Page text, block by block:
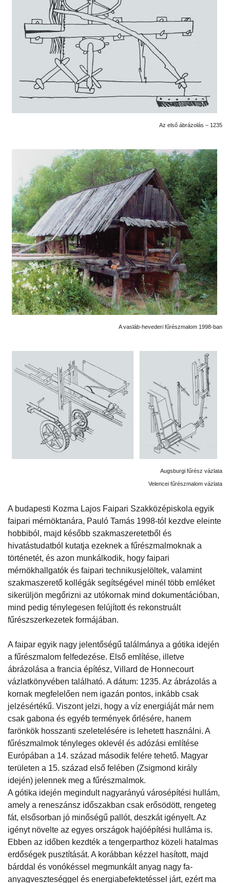
Az első ábrázolás – 1235
A vasláb-hevederi fűrészmalom 1998-ban
Augsburgi fűrész vázlata
Velencei fűrészmalom vázlata
A budapesti Kozma Lajos Faipari Szakközépiskola egyik
faipari mérnöktanára, Pauló Tamás 1998-tól kezdve eleinte
hobbiból, majd később szakmaszeretetből és
hivatástudatból kutatja ezeknek a fűrészmalmoknak a
történetét, és azon munkálkodik, hogy faipari
mérnökhallgatók és faipari technikusjelöltek, valamint
szakmaszerető kollégák segítségével minél több emléket
sikerüljön megőrizni az utókornak mind dokumentációban,
mind pedig ténylegesen felújított és rekonstruált
fűrészszerkezetek formájában.
A faipar egyik nagy jelentőségű találmánya a gótika idején
a fűrészmalom felfedezése. Első említése, illetve
ábrázolása a francia építész, Villard de Honnecourt
vázlatkönyvében található. A dátum: 1235. Az ábrázolás a
kornak megfelelően nem igazán pontos, inkább csak
jelzésértékű. Viszont jelzi, hogy a víz energiáját már nem
csak gabona és egyéb termények őrlésére, hanem
farönkök hosszanti szeletelésére is lehetett használni. A
fűrészmalmok tényleges oklevél és adózási említése
Európában a 14. század második felére tehető. Magyar
területen a 15. század első felében (Zsigmond király
idején) jelennek meg a fűrészmalmok.
A gótika idején megindult nagyarányú városépítési hullám,
amely a reneszánsz időszakban csak erősödött, rengeteg
fát, elsősorban jó minőségű pallót, deszkát igényelt. Az
igényt növelte az egyes országok hajóépítési hulláma is.
Ebben az időben kezdték a tengerparthoz közeli hatalmas
erdőségek pusztítását. A korábban kézzel hasított, majd
bárddal és vonókéssel megmunkált anyag nagy fa-
anyagveszteséggel és energiabefektetéssel járt, ezért ma